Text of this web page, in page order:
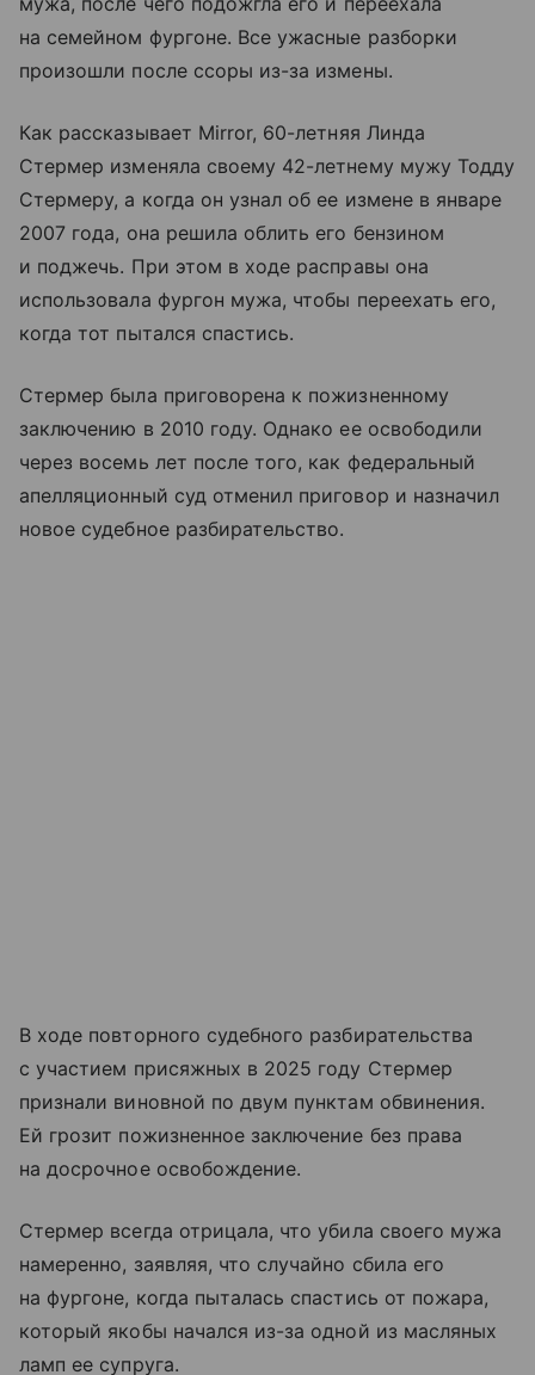
на семейном фургоне. Все ужасные разборки
произошли после ссоры из-за измены.
Как рассказывает Mirror, 60-летняя Линда
Стермер изменяла своему 42-летнему мужу Тодду
Стермеру, а когда он узнал об ее измене в январе
2007 года, она решила облить его бензином
и поджечь. При этом в ходе расправы она
использовала фургон мужа, чтобы переехать его,
когда тот пытался спастись.
Стермер была приговорена к пожизненному
заключению в 2010 году. Однако ее освободили
через восемь лет после того, как федеральный
апелляционный суд отменил приговор и назначил
новое судебное разбирательство.
В ходе повторного судебного разбирательства
с участием присяжных в 2025 году Стермер
признали виновной по двум пунктам обвинения.
Ей грозит пожизненное заключение без права
на досрочное освобождение.
Стермер всегда отрицала, что убила своего мужа
намеренно, заявляя, что случайно сбила его
на фургоне, когда пыталась спастись от пожара,
который якобы начался из-за одной из масляных
ламп ее супруга.